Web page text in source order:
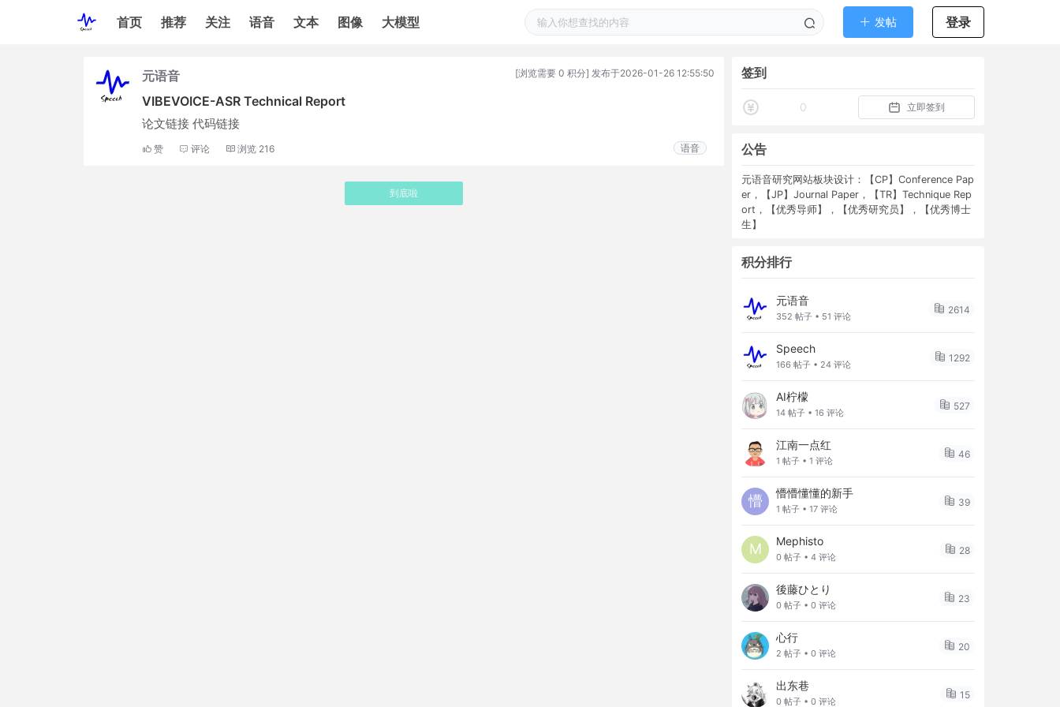
首页 推荐 关注 语音 文本 图像 大模型 发帖 登录
元语音 [浏览需要 0 积分] 发布于2026-01-26 12:55:50
VIBEVOICE-ASR Technical Report
论文链接 代码链接
赞 评论 浏览 216 语音
到底啦
签到
0 立即签到
公告
元语音研究网站板块设计：【CP】Conference Pap
er，【JP】Journal Paper，【TR】Technique Rep
ort，【优秀导师】，【优秀研究员】，【优秀博士
生】
积分排行
元语音
352 帖子 • 51 评论
2614
Speech
166 帖子 • 24 评论
1292
AI柠檬
14 帖子 • 16 评论
527
江南一点红
1 帖子 • 1 评论
46
懵 懵懵懂懂的新手
1 帖子 • 17 评论
39
M Mephisto
0 帖子 • 4 评论
28
後藤ひとり
0 帖子 • 0 评论
23
心行
2 帖子 • 0 评论
20
出东巷
0 帖子 • 0 评论
15